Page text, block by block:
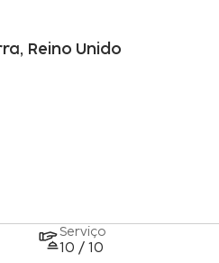
Reino Unido
Serviço
10 / 10